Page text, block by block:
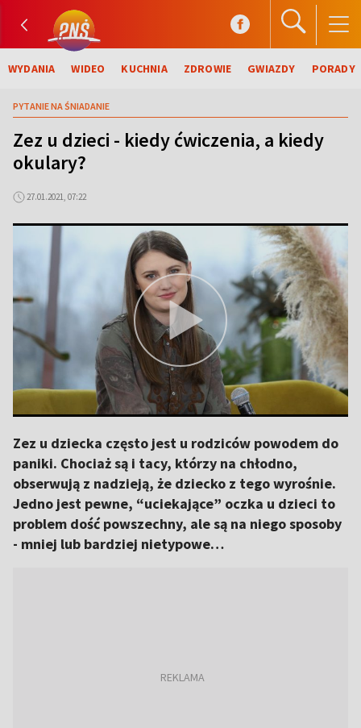
WYDANIA WIDEO KUCHNIA ZDROWIE GWIAZDY PORADY
PYTANIE NA ŚNIADANIE
Zez u dzieci - kiedy ćwiczenia, a kiedy
okulary?
27.01.2021, 07:22
Zez u dziecka często jest u rodziców powodem do
paniki. Chociaż są i tacy, którzy na chłodno,
obserwują z nadzieją, że dziecko z tego wyrośnie.
Jedno jest pewne, “uciekające” oczka u dzieci to
problem dość powszechny, ale są na niego sposoby
- mniej lub bardziej nietypowe…